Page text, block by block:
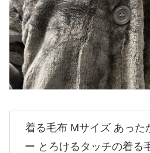
着る毛布 Mサイズ あった
ー とろけるタッチの着る